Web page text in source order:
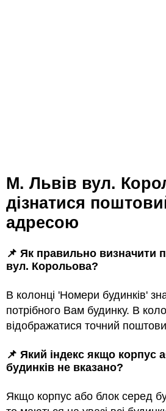
м. Львів вул. Корольова
дізнатися
адресою
📌 Як правильно визначити
вул. Корольова?
В колонці 'Номери будинків'
потрібного Вам будинку. В
відображатися точний
📌 Який індекс якщо корпус
будинкiв не вказано?
Якщо корпус або блок серед